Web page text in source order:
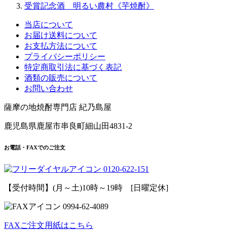
受賞記念酒 明るい農村《芋焼酎》
当店について
お届け送料について
お支払方法について
プライバシーポリシー
特定商取引法に基づく表記
酒類の販売について
お問い合わせ
薩摩の地焼酎専門店 紀乃島屋
鹿児島県鹿屋市串良町細山田4831-2
お電話・FAXでのご注文
0120-622-151
【受付時間】(月～土)10時～19時 [日曜定休]
0994-62-4089
FAXご注文用紙はこちら